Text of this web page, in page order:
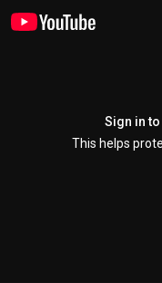
Sign in
This helps